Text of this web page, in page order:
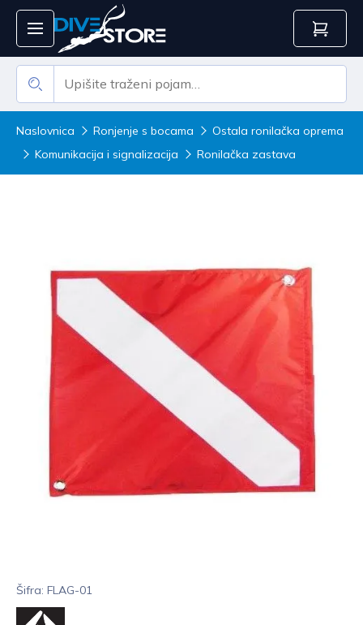
Naslovnica Ronjenje s bocama
Ostala ronilačka oprema
Komunikacija i signalizacija
Ronilačka zastava
Šifra: FLAG-01